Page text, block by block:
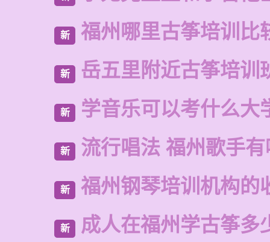
新 福州哪里古筝培训比
新 岳五里附近古筝培训
新 学音乐可以考什么大
新 流行唱法 福州歌手
新 福州钢琴培训机构的
新 成人在福州学古筝多